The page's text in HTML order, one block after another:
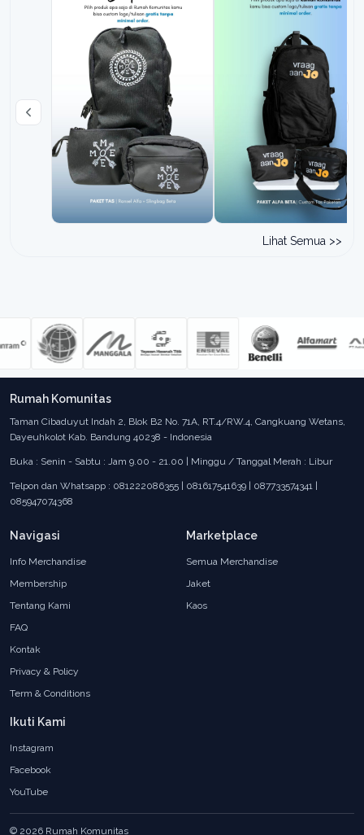
Lihat Semua >>
Rumah Komunitas
Taman Cibaduyut Indah 2, Blok B2 No. 71A, RT.4/RW.4, Cangkuang Wetans,
Dayeuhkolot Kab. Bandung 40238 - Indonesia
Buka : Senin - Sabtu : Jam 9.00 - 21.00 | Minggu / Tanggal Merah : Libur
Telpon dan Whatsapp : 081222086355 | 081617541639 | 087733574341 |
085947074368
Navigasi
Info Merchandise
Membership
Tentang Kami
FAQ
Kontak
Privacy & Policy
Term & Conditions
Marketplace
Semua Merchandise
Jaket
Kaos
Ikuti Kami
Instagram
Facebook
YouTube
© 2026 Rumah Komunitas